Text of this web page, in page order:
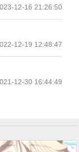
12-16 21:26:50
12-19 12:48:47
12-30 16:44:49